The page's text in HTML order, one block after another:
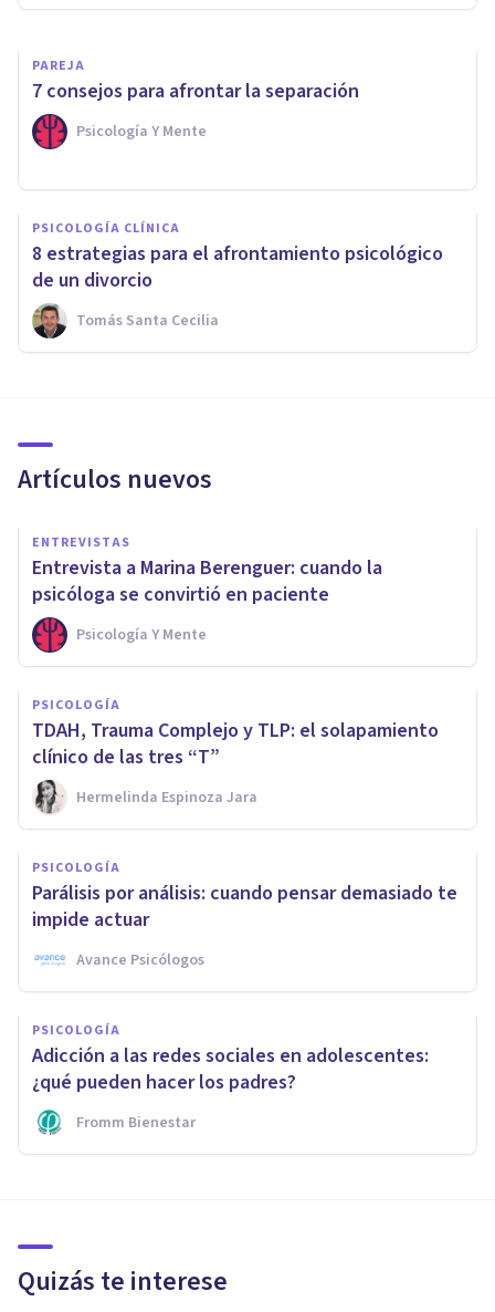
PAREJA
7 consejos para afrontar la separación
Psicología Y Mente
PSICOLOGÍA CLÍNICA
8 estrategias para el afrontamiento psicológico
de un divorcio
Tomás Santa Cecilia
Artículos nuevos
ENTREVISTAS
Entrevista a Marina Berenguer: cuando la
psicóloga se convirtió en paciente
Psicología Y Mente
PSICOLOGÍA
TDAH, Trauma Complejo y TLP: el solapamiento
clínico de las tres “T”
Hermelinda Espinoza Jara
PSICOLOGÍA
Parálisis por análisis: cuando pensar demasiado te
impide actuar
Avance Psicólogos
PSICOLOGÍA
Adicción a las redes sociales en adolescentes:
¿qué pueden hacer los padres?
Fromm Bienestar
Quizás te interese